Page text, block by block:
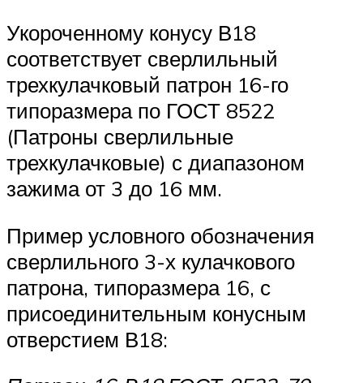
Укороченному конусу В18
соответствует сверлильный
трехкулачковый патрон 16-го
типоразмера по ГОСТ 8522
(Патроны сверлильные
трехкулачковые) с диапазоном
зажима от 3 до 16 мм.
Пример условного обозначения
сверлильного 3-х кулачкового
патрона, типоразмера 16, с
присоединительным конусным
отверстием В18: